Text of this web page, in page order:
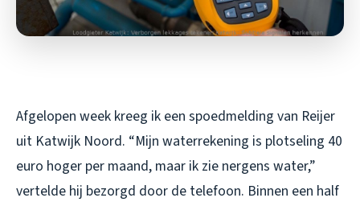
Afgelopen week kreeg ik een spoedmelding van Reijer
uit Katwijk Noord. “Mijn waterrekening is plotseling 40
euro hoger per maand, maar ik zie nergens water,”
vertelde hij bezorgd door de telefoon. Binnen een half